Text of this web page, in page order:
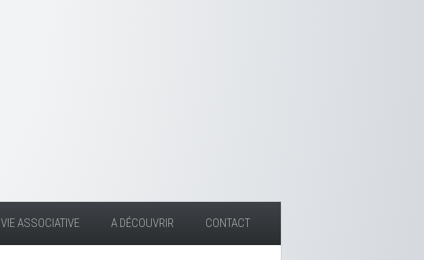
VIE ASSOCIATIVE A DÉCOUVRIR CONTACT